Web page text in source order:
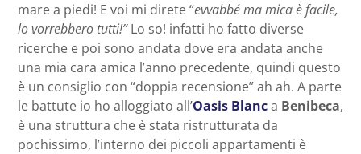
mare a piedi! E voi mi direte “evvabbé ma mica è facile,
lo vorrebbero tutti!”Lo so! infatti ho fatto diverse
ricerche e poi sono andata dove era andata anche
una mia cara amica l’anno precedente, quindi questo
è un consiglio con “doppia recensione” ah ah. A parte
le battute io ho alloggiato all’Oasis Blanca Benibeca,
è una struttura che è stata ristrutturata da
pochissimo, l’interno dei piccoli appartamenti è